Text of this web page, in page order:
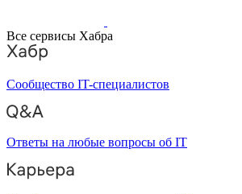
Все сервисы Хабра
Сообщество IT-специалистов
Ответы на любые вопросы об IT